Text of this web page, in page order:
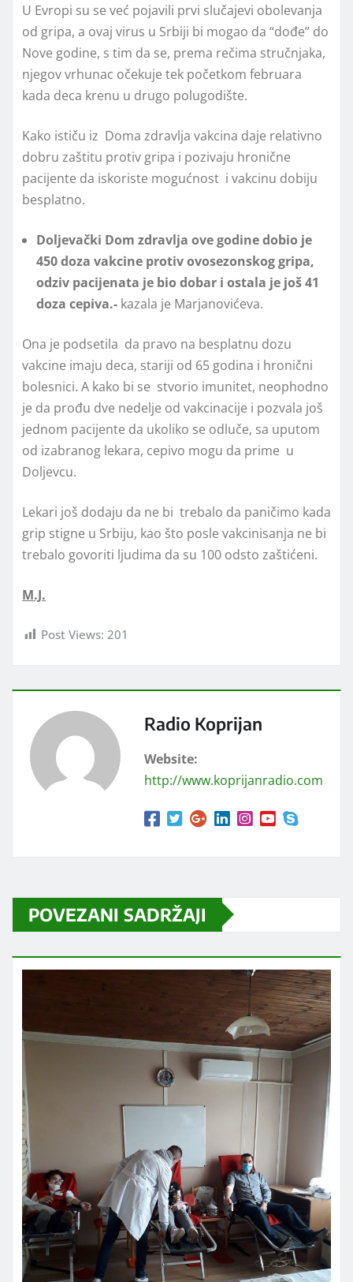
U Evropi su se već pojavili prvi slučajevi obolevanja
od gripa, a ovaj virus u Srbiji bi mogao da “dođe” do
Nove godine, s tim da se, prema rečima stručnjaka,
njegov vrhunac očekuje tek početkom februara
kada deca krenu u drugo polugodište.
Kako ističu iz Doma zdravlja vakcina daje relativno
dobru zaštitu protiv gripa i pozivaju hronične
pacijente da iskoriste mogućnost i vakcinu dobiju
besplatno.
Doljevački Dom zdravlja ove godine dobio je
450 doza vakcine protiv ovosezonskog gripa,
odziv pacijenata je bio dobar i ostala je još 41
doza cepiva.- kazala je Marjanovićeva.
Ona je podsetila da pravo na besplatnu dozu
vakcine imaju deca, stariji od 65 godina i hronični
bolesnici. A kako bi se stvorio imunitet, neophodno
je da prođu dve nedelje od vakcinacije i pozvala još
jednom pacijente da ukoliko se odluče, sa uputom
od izabranog lekara, cepivo mogu da prime u
Doljevcu.
Lekari još dodaju da ne bi trebalo da paničimo kada
grip stigne u Srbiju, kao što posle vakcinisanja ne bi
trebalo govoriti ljudima da su 100 odsto zaštićeni.
M.J.
Post Views: 201
Radio Koprijan
Website:
http://www.koprijanradio.com
POVEZANI SADRŽAJI